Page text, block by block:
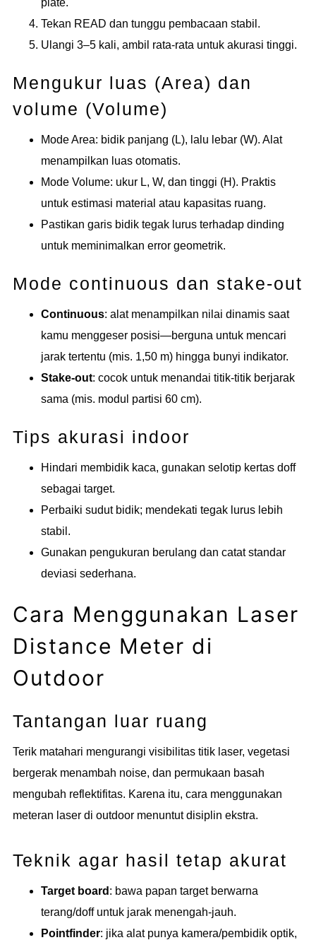
Tekan READ dan tunggu pembacaan stabil.
Ulangi 3–5 kali, ambil rata-rata untuk akurasi tinggi.
Mengukur luas (Area) dan
volume (Volume)
Mode Area: bidik panjang (L), lalu lebar (W). Alat
menampilkan luas otomatis.
Mode Volume: ukur L, W, dan tinggi (H). Praktis
untuk estimasi material atau kapasitas ruang.
Pastikan garis bidik tegak lurus terhadap dinding
untuk meminimalkan error geometrik.
Mode continuous dan stake-out
Continuous: alat menampilkan nilai dinamis saat
kamu menggeser posisi—berguna untuk mencari
jarak tertentu (mis. 1,50 m) hingga bunyi indikator.
Stake-out: cocok untuk menandai titik-titik berjarak
sama (mis. modul partisi 60 cm).
Tips akurasi indoor
Hindari membidik kaca, gunakan selotip kertas doff
sebagai target.
Perbaiki sudut bidik; mendekati tegak lurus lebih
stabil.
Gunakan pengukuran berulang dan catat standar
deviasi sederhana.
Cara Menggunakan Laser
Distance Meter di
Outdoor
Tantangan luar ruang
Terik matahari mengurangi visibilitas titik laser, vegetasi
bergerak menambah noise, dan permukaan basah
mengubah reflektifitas. Karena itu, cara menggunakan
meteran laser di outdoor menuntut disiplin ekstra.
Teknik agar hasil tetap akurat
Target board : bawa papan target berwarna
terang/doff untuk jarak menengah-jauh.
Pointfinder: jika alat punya kamera/pembidik optik,